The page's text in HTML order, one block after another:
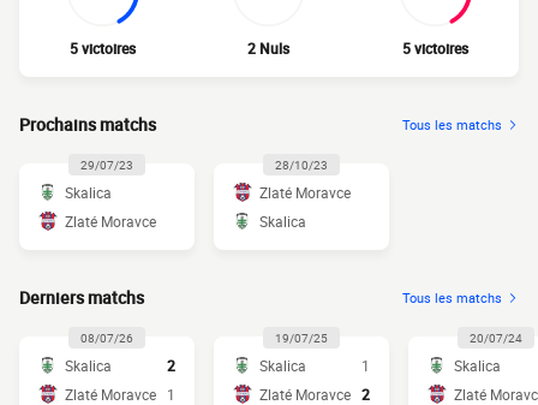
5 victoires 2 Nuls 5 victoires
Prochains matchs Tous les matchs
29/07/23
Skalica
Zlaté Moravce
28/10/23
Zlaté Moravce
Skalica
Derniers matchs Tous les matchs
08/07/26
Skalica
2
Zlaté Moravce
1
19/07/25
Skalica
1
Zlaté Moravce 2
20/07/24
Skalica
Zlaté